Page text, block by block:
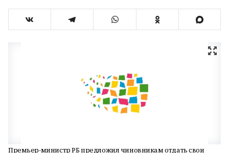
Премьер-министр РБ предложил чиновникам отдать свои